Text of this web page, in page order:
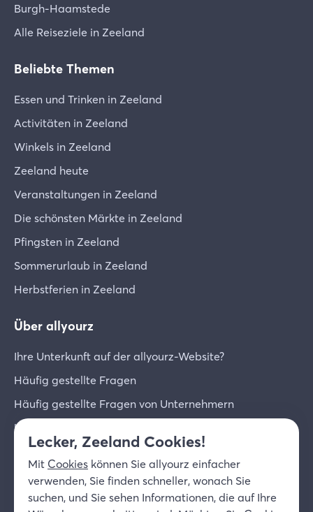
Burgh-Haamstede
Alle Reiseziele in Zeeland
Beliebte Themen
Essen und Trinken in Zeeland
Activitäten in Zeeland
Winkels in Zeeland
Zeeland heute
Veranstaltungen in Zeeland
Die schönsten Märkte in Zeeland
Pfingsten in Zeeland
Sommerurlaub in Zeeland
Herbstferien in Zeeland
Über allyourz
Ihre Unterkunft auf der allyourz-Website?
Häufig gestellte Fragen
Häufig gestellte Fragen von Unternehmern
Unternehmer-Login
Über uns
Lecker, Zeeland Cookies!
Mit Cookies können Sie allyourz einfacher
verwenden, Sie finden schneller, wonach Sie
suchen, und Sie sehen Informationen, die auf Ihre